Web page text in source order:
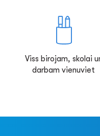
Viss birojam, skolai
darbam vienuviet